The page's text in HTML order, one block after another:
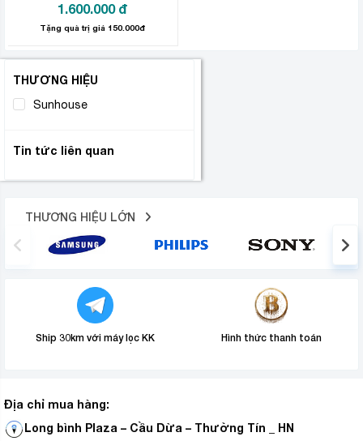
1.600.000 đ
Tặng quà trị giá 150.000đ
THƯƠNG HIỆU
Sunhouse
Tin tức liên quan
THƯƠNG HIỆU LỚN
Ship 30km với máy lọc KK Hình thức thanh toán
Địa chỉ mua hàng:
Long bình Plaza – Cầu Dừa – Thường Tín _ HN